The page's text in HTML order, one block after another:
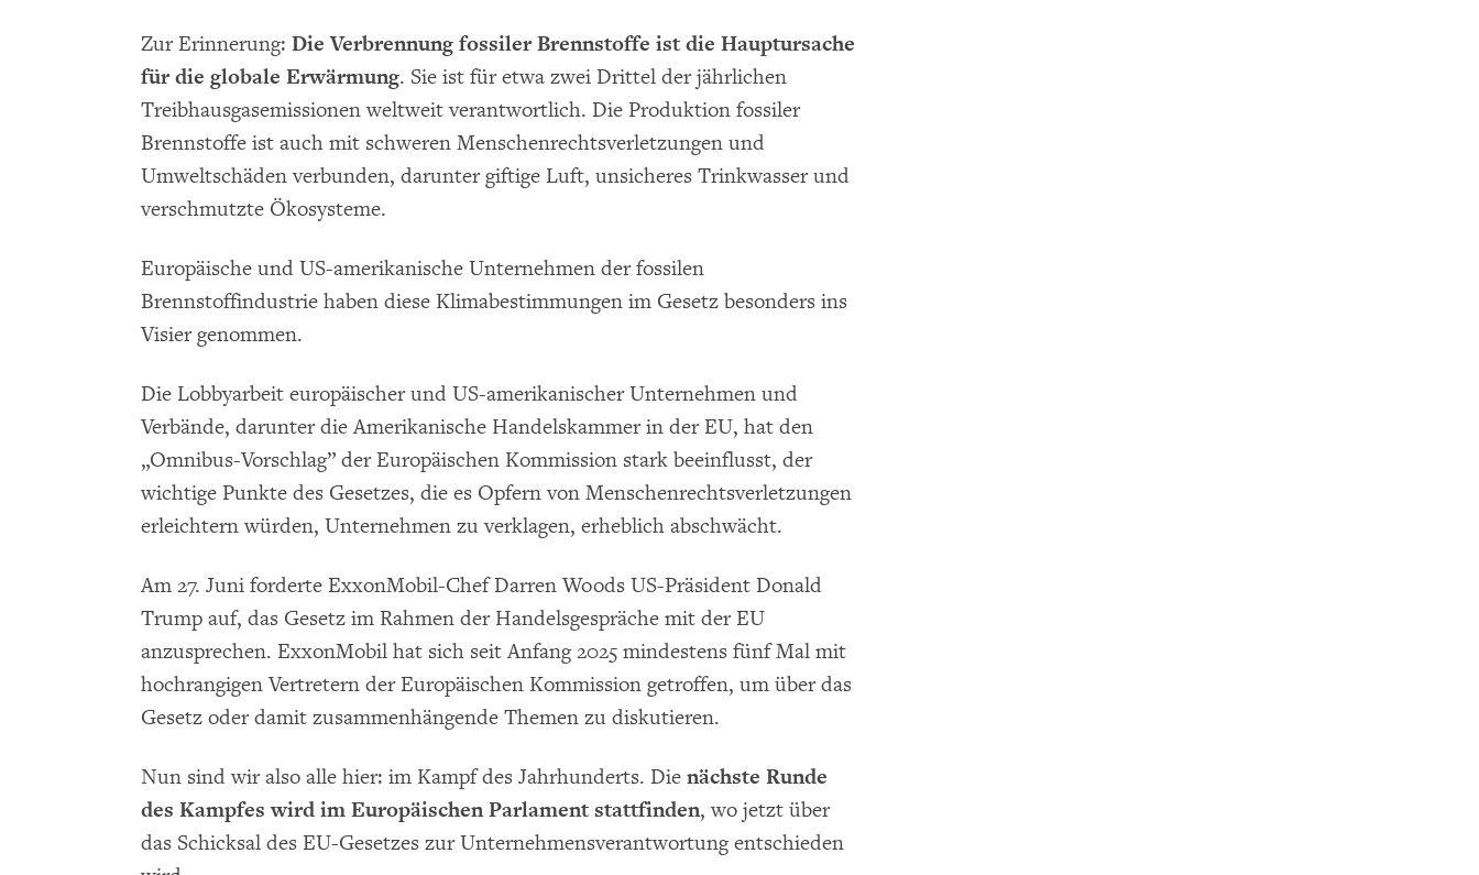
Zur Erinnerung: Die Verbrennung fossiler Brennstoffe ist die Hauptursache
für die globale Erwärmung. Sie ist für etwa zwei Drittel der jährlichen
Treibhausgasemissionen weltweit verantwortlich. Die Produktion fossiler
Brennstoffe ist auch mit schweren Menschenrechtsverletzungen und
Umweltschäden verbunden, darunter giftige Luft, unsicheres Trinkwasser und
verschmutzte Ökosysteme.
Europäische und US-amerikanische Unternehmen der fossilen
Brennstoffindustrie haben diese Klimabestimmungen im Gesetz besonders ins
Visier genommen.
Die Lobbyarbeit europäischer und US-amerikanischer Unternehmen und
Verbände, darunter die Amerikanische Handelskammer in der EU, hat den
„Omnibus-Vorschlag” der Europäischen Kommission stark beeinflusst, der
wichtige Punkte des Gesetzes, die es Opfern von Menschenrechtsverletzungen
erleichtern würden, Unternehmen zu verklagen, erheblich abschwächt.
Am 27. Juni forderte ExxonMobil-Chef Darren Woods US-Präsident Donald
Trump auf, das Gesetz im Rahmen der Handelsgespräche mit der EU
anzusprechen. ExxonMobil hat sich seit Anfang 2025 mindestens fünf Mal mit
hochrangigen Vertretern der Europäischen Kommission getroffen, um über das
Gesetz oder damit zusammenhängende Themen zu diskutieren.
Nun sind wir also alle hier: im Kampf des Jahrhunderts. Die nächste Runde
des Kampfes wird im Europäischen Parlament stattfinden, wo jetzt über
das Schicksal des EU-Gesetzes zur Unternehmensverantwortung entschieden